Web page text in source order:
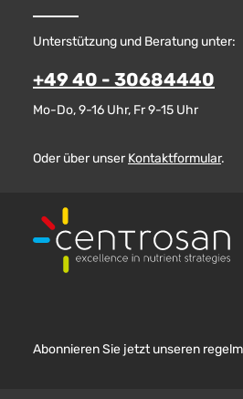
Unterstützung und Beratung unter:
+49 40 - 30684440
Mo-Do, 9-16 Uhr, Fr 9-15 Uhr
Oder über unserKontaktformular.
Abonnieren Sie jetzt unseren